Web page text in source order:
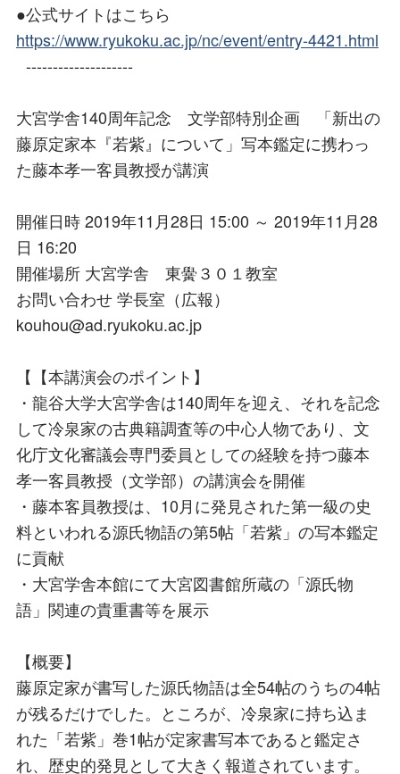
●公式サイトはこちら
https://www.ryukoku.ac.jp/nc/event/entry-4421.html
--------------------
大宮学舎140周年記念 文学部特別企画 「新出の
藤原定家本『若紫』について」写本鑑定に携わっ
た藤本孝一客員教授が講演
開催日時 2019年11月28日 15:00 ～ 2019年11月28
日 16:20
開催場所 大宮学舎 東黌３０１教室
お問い合わせ 学長室（広報）
kouhou@ad.ryukoku.ac.jp
【【本講演会のポイント】
・龍谷大学大宮学舎は140周年を迎え、それを記念
して冷泉家の古典籍調査等の中心人物であり、文
化庁文化審議会専門委員としての経験を持つ藤本
孝一客員教授（文学部）の講演会を開催
・藤本客員教授は、10月に発見された第一級の史
料といわれる源氏物語の第5帖「若紫」の写本鑑定
に貢献
・大宮学舎本館にて大宮図書館所蔵の「源氏物
語」関連の貴重書等を展示
【概要】
藤原定家が書写した源氏物語は全54帖のうちの4帖
が残るだけでした。ところが、冷泉家に持ち込ま
れた「若紫」巻1帖が定家書写本であると鑑定さ
れ、歴史的発見として大きく報道されています。